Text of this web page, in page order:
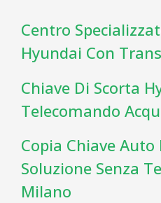
Centro
Hyundai Con
Chiave Di Scorta
Telecomando
Copia Chiave Auto
Soluzione Senza
Milano